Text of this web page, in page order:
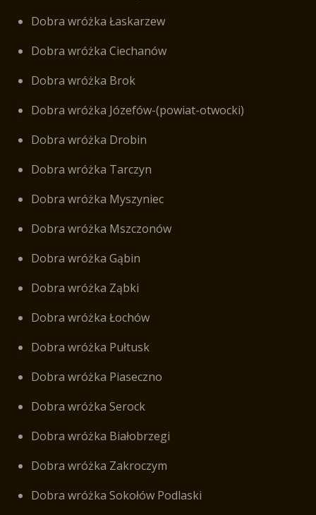
Dobra wróżka Łaskarzew
Dobra wróżka Ciechanów
Dobra wróżka Brok
Dobra wróżka Józefów-(powiat-otwocki)
Dobra wróżka Drobin
Dobra wróżka Tarczyn
Dobra wróżka Myszyniec
Dobra wróżka Mszczonów
Dobra wróżka Gąbin
Dobra wróżka Ząbki
Dobra wróżka Łochów
Dobra wróżka Pułtusk
Dobra wróżka Piaseczno
Dobra wróżka Serock
Dobra wróżka Białobrzegi
Dobra wróżka Zakroczym
Dobra wróżka Sokołów Podlaski